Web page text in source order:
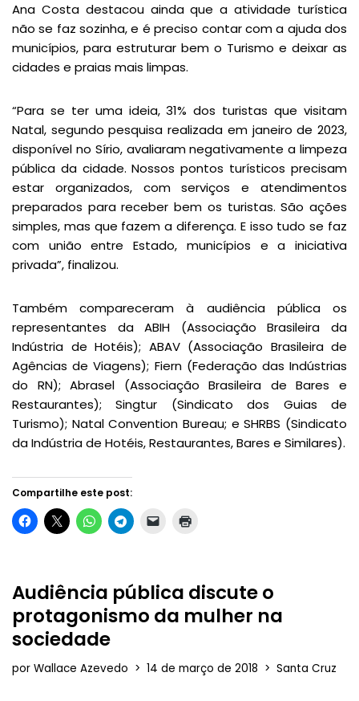
Ana Costa destacou ainda que a atividade turística
não se faz sozinha, e é preciso contar com a ajuda dos
municípios, para estruturar bem o Turismo e deixar as
cidades e praias mais limpas.
“Para se ter uma ideia, 31% dos turistas que visitam
Natal, segundo pesquisa realizada em janeiro de 2023,
disponível no Sírio, avaliaram negativamente a limpeza
pública da cidade. Nossos pontos turísticos precisam
estar organizados, com serviços e atendimentos
preparados para receber bem os turistas. São ações
simples, mas que fazem a diferença. E isso tudo se faz
com união entre Estado, municípios e a iniciativa
privada”, finalizou.
Também compareceram à audiência pública os
representantes da ABIH (Associação Brasileira da
Indústria de Hotéis); ABAV (Associação Brasileira de
Agências de Viagens); Fiern (Federação das Indústrias
do RN); Abrasel (Associação Brasileira de Bares e
Restaurantes); Singtur (Sindicato dos Guias de
Turismo); Natal Convention Bureau; e SHRBS (Sindicato
da Indústria de Hotéis, Restaurantes, Bares e Similares).
Compartilhe este post:
Audiência pública discute o
protagonismo da mulher na
sociedade
por Wallace Azevedo 14 de março de 2018 Santa Cruz